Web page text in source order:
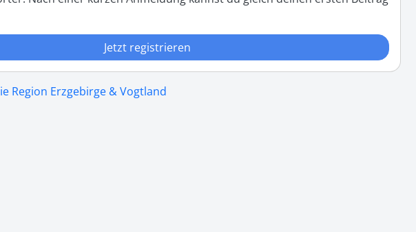
Jetzt registrieren
Region Erzgebirge & Vogtland